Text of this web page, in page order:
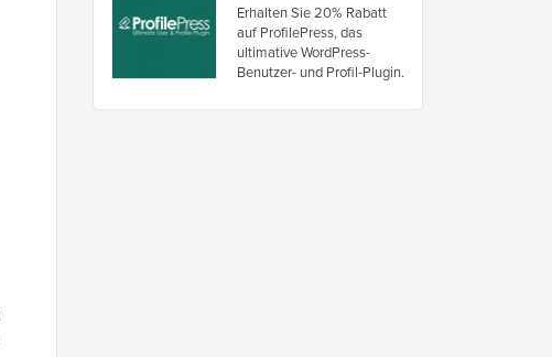
Erhalten Sie 20% Rabatt
auf ProfilePress, das
ultimative WordPress-
Benutzer- und Profil-Plugin.